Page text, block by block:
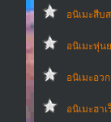
อนิเมะสืบ
อนิเมะหุ่น
อนิเมะอว
อนิเมะฮา